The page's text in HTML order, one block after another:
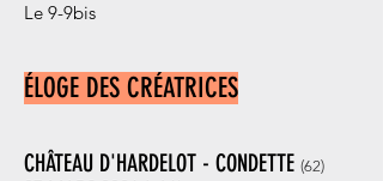
Le 9-9bis
ÉLOGE DES CRÉATRICES
CHÂTEAU D'HARDELOT - CONDETTE (62)